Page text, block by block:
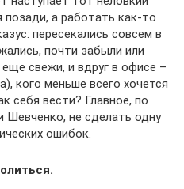
а работать как-то
пересекались совсем в
почти забыли или
свежи, и вдруг в офисе –
кого меньше всего хочется
себя вести? Главное, по
Шевченко, не сделать одну
ошибок.